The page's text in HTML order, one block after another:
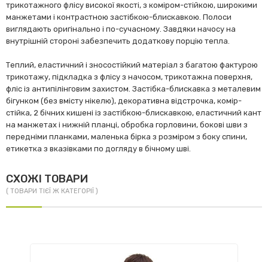
трикотажного флісу високої якості, з коміром-стійкою, широкими
манжетами і контрастною застібкою-блискавкою. Полоси
виглядають оригінально і по-сучасному. Завдяки начосу на
внутрішній стороні забезпечить додаткову порцію тепла.
Теплий, еластичний і зносостійкий матеріал з багатою фактурою
трикотажу, підкладка з флісу з начосом, трикотажна поверхня,
фліс із антипілінговим захистом. Застібка-блискавка з металевим
бігунком (без вмісту нікелю), декоративна відстрочка, комір-
стійка, 2 бічних кишені із застібкою-блискавкою, еластичний кант
на манжетах і нижній планці, обробка горловини, бокові шви з
передніми планками, маленька бірка з розміром з боку спини,
етикетка з вказівками по догляду в бічному шві.
СХОЖІ ТОВАРИ
( ТОВАРИ ТІЄЇ Ж КАТЕГОРІЇ )